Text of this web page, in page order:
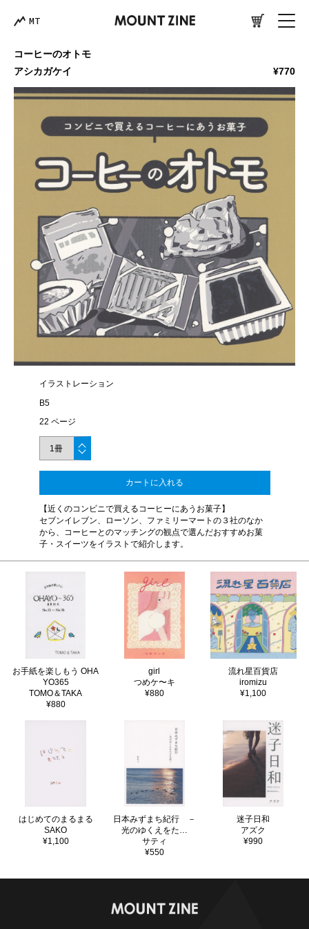
MT
コーヒーのオトモ
アシカガケイ
¥770
イラストレーション
B5
22 ページ
カートに入れる
【近くのコンビニで買えるコーヒーにあうお菓子】
セブンイレブン、ローソン、ファミリーマートの３社のなか
から、コーヒーとのマッチングの観点で選んだおすすめお菓
子・スイーツをイラストで紹介します。
お手紙を楽しもう OHA
YO365
TOMO＆TAKA
¥880
girl
つめケ〜キ
¥880
流れ星百貨店
iromizu
¥1,100
はじめてのまるまる
SAKO
¥1,100
日本みずまち紀行 －
光のゆくえをた…
サティ
¥550
迷子日和
アズク
¥990